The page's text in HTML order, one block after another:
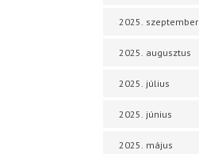
2025. szeptember
2025. augusztus
2025. július
2025. június
2025. május